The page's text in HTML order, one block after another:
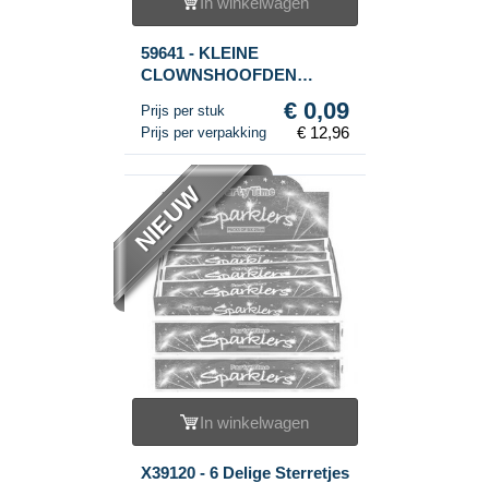
59641 - KLEINE
CLOWNSHOOFDEN
Prijs per stuk € 0,09
Prijs per verpakking € 12,96
NIEUW
In winkelwagen
X39120 - 6 Delige Sterretjes